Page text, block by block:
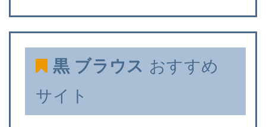
黒 ブラウス おすすめ
サイト